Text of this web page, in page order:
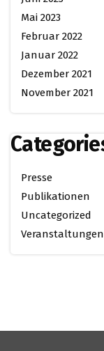
Mai 2023
Februar 2022
Januar 2022
Dezember 2021
November 2021
Presse
Publikationen
Uncategorized
Veranstaltungen